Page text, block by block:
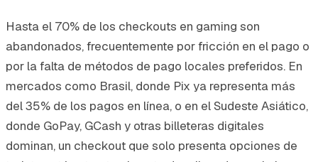
Hasta el 70% de los checkouts en gaming son
abandonados, frecuentemente por fricción en el pago o
por la falta de métodos de pago locales preferidos. En
mercados como Brasil, donde Pix ya representa más
del 35% de los pagos en línea, o en el Sudeste Asiático,
donde GoPay, GCash y otras billeteras digitales
dominan, un checkout que solo presenta opciones de